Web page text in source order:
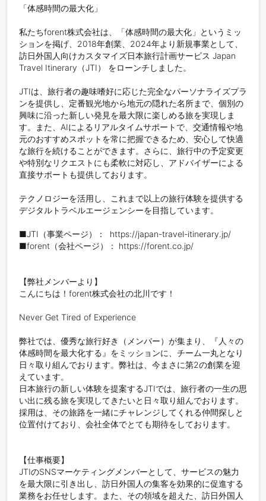
「体感時間の最大化」
私たちforent株式会社は、「体感時間の最大化」というミッ
ションを掲げ、2018年創業、2024年より新規事業として、
訪日外国人向けカスタマイズ日本旅行計画サービス Japan
Travel Itinerary（JTI） をローンチしました。
JTIは、旅行者の趣味嗜好に応じた完全なパーソナライズプラ
ンを提供し、定番観光地から地元の隠れた名所まで、個別の
興味に沿った新しい発見を最大限に楽しめる旅を実現しま
す。また、AIによるリアルタイムサポートで、交通情報や地
元のおすすめスポットを常に把握できるため、安心して快適
な旅行を続けることができます。さらに、旅行中の予定変更
や特別なリクエストにも柔軟に対応し、アドバイザーによる
直接サポートも提供しております。
テクノロジーを活用し、これまで以上の旅行体験を提供する
デジタルトラベルエージェンシーを目指しています。
■JTI（事業ページ）：  https://japan-travel-itinerary.jp/
■forent（会社ページ）： https://forent.co.jp/
【弊社メンバーより】
こんにちは！forent株式会社の北川です！
Never Get Tired of Experience
弊社では、優秀な旅行好き（メンバー）が集まり、『人々の
体感時間を最大化する』をミッションに、チーム一丸となり
日々取り組んでおります。弊社は、今まさに第2の創業を迎
えています。
日本旅行の新しい体験を提案するJTIでは、旅行者の一生の思
い出に残る旅を実現してきたいと日々取り組んでおります。
採用は、その旅路を一緒にチャレンジしてくれる仲間探しと
位置付けており、会社全体でとても期待をしております。
【仕事概要】
JTIのSNSマーケティングメンバーとして、サービスの魅力
を最大限に引き出し、訪日外国人の集客を効果的に促進する
業務をお任せします。また、その領域を超えた、訪日外国人